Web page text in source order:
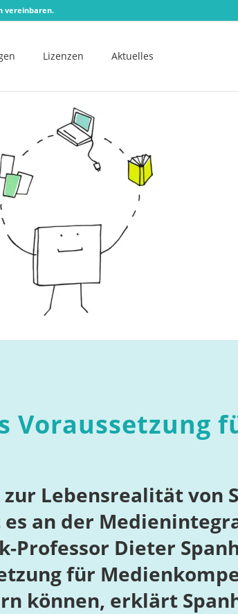
vereinbaren.
Lizenzen Aktuelles
Voraussetzung
Lebensrealität von
an der
Dieter
für
können, erklärt